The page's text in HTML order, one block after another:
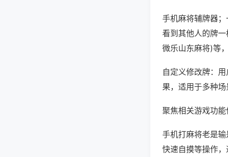
手机麻将辅牌器
看到其他人的牌
微乐山东麻将)等
自定义修改牌：
果，适用于多种
聚焦相关游戏功能
手机打麻将老是
快速自摸等操作，